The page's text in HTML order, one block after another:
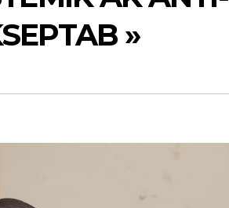
»